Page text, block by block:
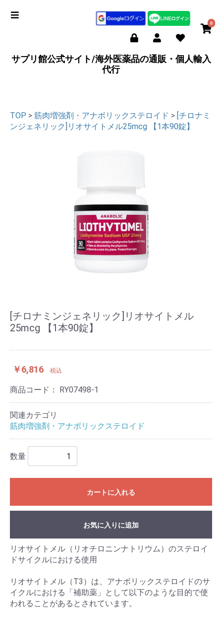
0
サプリ館公式サイト/海外医薬品の通販・個人輸入
代行
TOP > 筋肉増強剤・アナボリックステロイド > [チロナミ
ンジェネリック]リオサイトメル25mcg 【1本90錠】
[チロナミンジェネリック]リオサイトメル
25mcg 【1本90錠】
￥6,816 税込
商品コード： RY07498-1
関連カテゴリ
筋肉増強剤・アナボリックステロイド
数量
カートに入れる
お気に入りに追加
リオサイトメル（リオチロニンナトリウム）のステロイ
ドサイクルにおける使用
リオサイトメル（T3）は、アナボリックステロイドのサ
イクルにおける「補助薬」として以下のような目的で使
われることがあるとされています。